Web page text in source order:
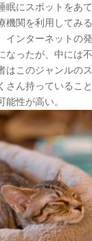
眠にスポットをあ
機関を利用してみ
インターネットの
なったが、中には
はこのジャンルの
さん持っているこ
性が高い。